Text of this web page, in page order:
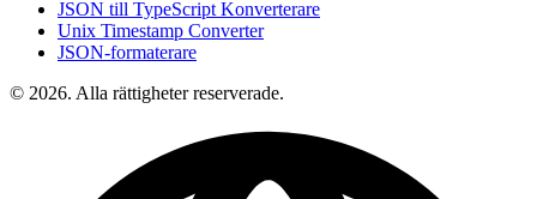
JSON till TypeScript Konverterare
Unix Timestamp Converter
JSON-formaterare
© 2026. Alla rättigheter reserverade.